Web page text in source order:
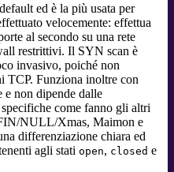
ed è la più usata per
velocemente: effettua
al secondo su una rete
restrittivi. Il SYN scan è
invasivo, poiché non
TCP. Funziona inoltre con
e non dipende dalle
come fanno gli altri
NULL/Xmas, Maimon e
differenziazione chiara ed
agli stati open, closed e